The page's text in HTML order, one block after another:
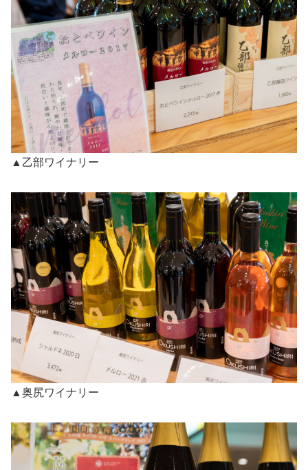
▲乙部ワイナリー
▲奥尻ワイナリー